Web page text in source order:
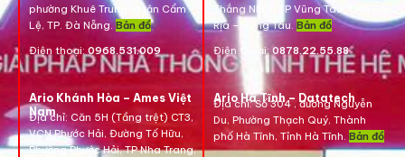
phường Khuê Trung, quận Cẩm
Lệ, TP. Đà Nẵng.Bản đồ
Điện thoại:0968.531.009
Thắng Nhất, TP Vũng Tàu, Tỉnh Bà
Rịa – Vũng Tàu. Bản đồ
Điện thoại:0878.22.55.88
Ario Khánh Hòa – Ames Việt
Nam
Địa chỉ: Căn 5H (Tầng trệt) CT3,
VCN Phước Hải, Đường Tố Hữu,
Phường Phước Hải, TP Nha Trang,
Ario Hà Tĩnh – Datatech
Địa chỉ:Số 304 , đường Nguyễn
Du, Phường Thạch Quý, Thành
phố Hà Tĩnh, Tỉnh Hà Tĩnh. Bản đồ